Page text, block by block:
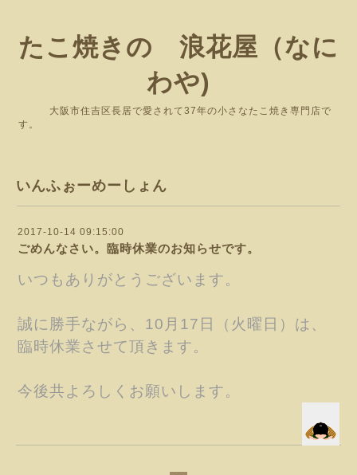
たこ焼きの 浪花屋（なに
わや)
大阪市住吉区長居で愛されて37年の小さなたこ焼き専門店で
す。
いんふぉーめーしょん
2017-10-14 09:15:00
ごめんなさい。臨時休業のお知らせです。
いつもありがとうございます。
誠に勝手ながら、10月17日（火曜日）は、
臨時休業させて頂きます。
今後共よろしくお願いします。